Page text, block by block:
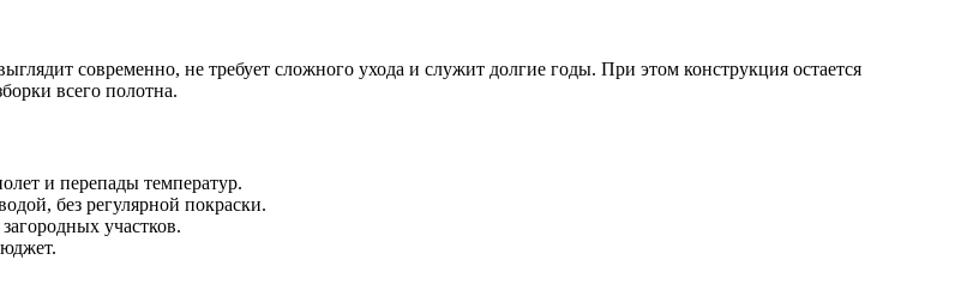
современно, не требует сложного ухода и служит долгие годы. При этом конструкция остается
всего полотна.
и перепады температур.
без регулярной покраски.
участков.